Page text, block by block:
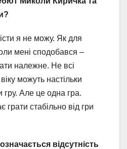
я не можу. Як для
мені сподобався –
належне. Не всі
можуть настільки
гру. Але це одна гра.
грати стабільно від гри
відсутність